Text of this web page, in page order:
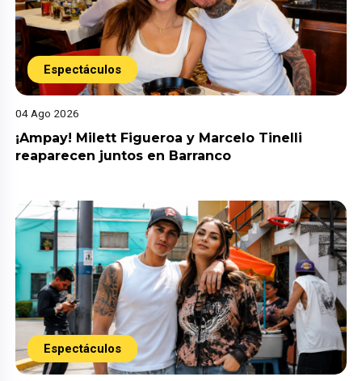
Espectáculos
04 Ago 2026
¡Ampay! Milett Figueroa y Marcelo Tinelli
reaparecen juntos en Barranco
Espectáculos